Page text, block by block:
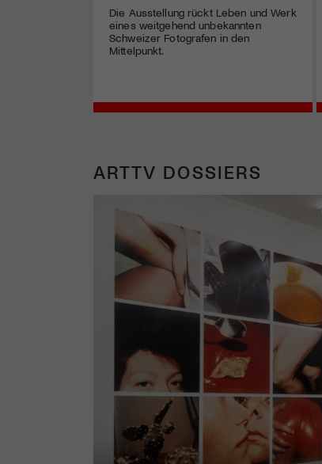
Die Ausstellung rückt Leben und Werk
eines weitgehend unbekannten
Schweizer Fotografen in den
Mittelpunkt.
ARTTV DOSSIERS